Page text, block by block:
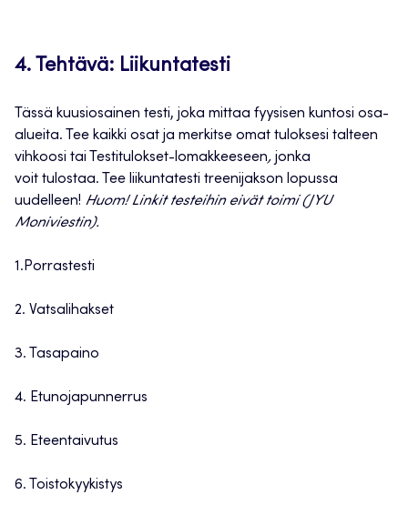
4. Tehtävä: Liikuntatesti
Tässä kuusiosainen testi, joka mittaa fyysisen kuntosi osa-
alueita. Tee kaikki osat ja merkitse omat tuloksesi talteen
vihkoosi tai Testitulokset-lomakkeeseen, jonka
voit tulostaa. Tee liikuntatesti treenijakson lopussa
uudelleen! Huom! Linkit testeihin eivät toimi (JYU
Moniviestin).
1.Porrastesti
2. Vatsalihakset
3. Tasapaino
4. Etunojapunnerrus
5. Eteentaivutus
6. Toistokyykistys